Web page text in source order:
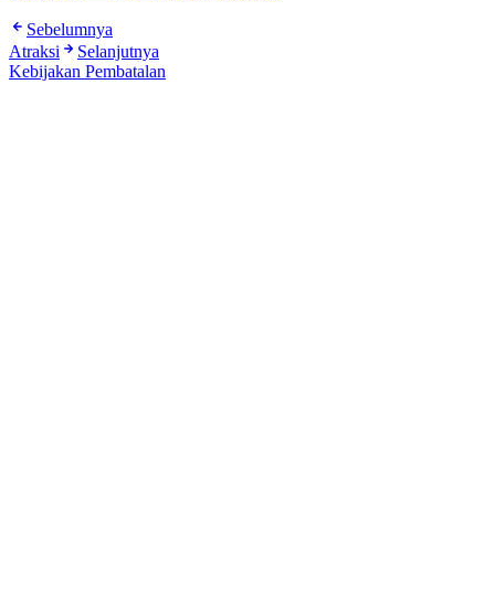
Sebelumnya
Atraksi
Selanjutnya
Kebijakan Pembatalan